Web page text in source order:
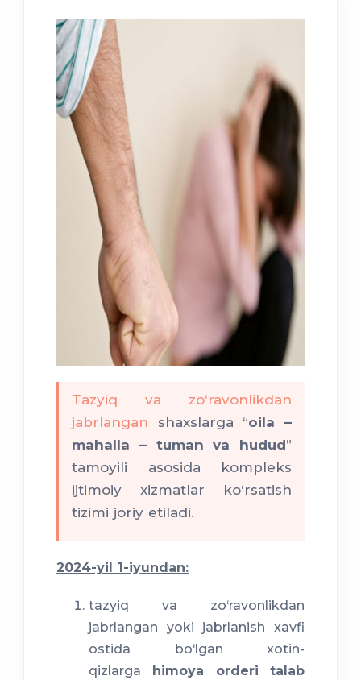
Tazyiq va zo‘ravonlikdan
jabrlangan shaxslarga “oila –
mahalla – tuman va hudud”
tamoyili asosida kompleks
ijtimoiy xizmatlar ko‘rsatish
tizimi joriy etiladi.
2024-yil 1-iyundan:
tazyiq va zo‘ravonlikdan
jabrlangan yoki jabrlanish xavfi
ostida bo‘lgan xotin-
qizlarga himoya orderi talab